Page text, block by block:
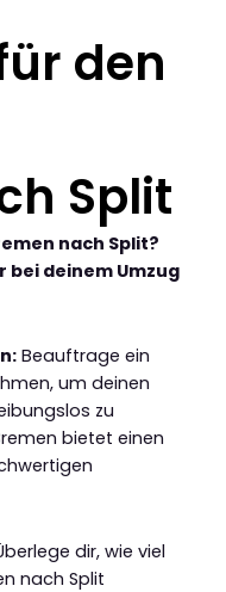
den
Split
nach Split?
bei deinem Umzug
Beauftrage ein
um deinen
zu
bietet einen
dir, wie viel
nach Split